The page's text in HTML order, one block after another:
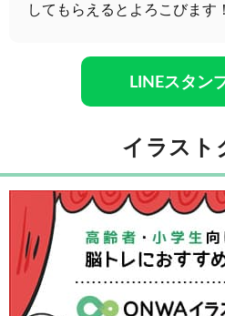
してもらえるとよろこびます！
LINEスタン
イラスト